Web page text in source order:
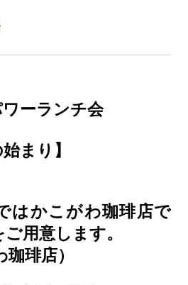
ワーランチ会
まり】
はかこがわ珈琲店で
用意します。
琲店）